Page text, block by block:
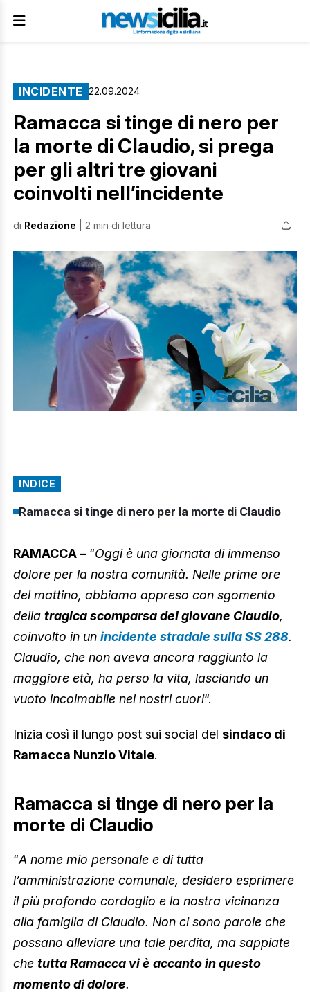
INCIDENTE 22.09.2024
Ramacca si tinge di nero per
la morte di Claudio, si prega
per gli altri tre giovani
coinvolti nell’incidente
di Redazione | 2 min di lettura
INDICE
Ramacca si tinge di nero per la morte di Claudio
RAMACCA – “Oggi è una giornata di immenso
dolore per la nostra comunità. Nelle prime ore
del mattino, abbiamo appreso con sgomento
della tragica scomparsa del giovane Claudio,
coinvolto in un incidente stradale sulla SS 288.
Claudio, che non aveva ancora raggiunto la
maggiore età, ha perso la vita, lasciando un
vuoto incolmabile nei nostri cuori“.
Inizia così il lungo post sui social del sindaco di
Ramacca Nunzio Vitale.
Ramacca si tinge di nero per la
morte di Claudio
“A nome mio personale e di tutta
l’amministrazione comunale, desidero esprimere
il più profondo cordoglio e la nostra vicinanza
alla famiglia di Claudio. Non ci sono parole che
possano alleviare una tale perdita, ma sappiate
che tutta Ramacca vi è accanto in questo
momento di dolore.